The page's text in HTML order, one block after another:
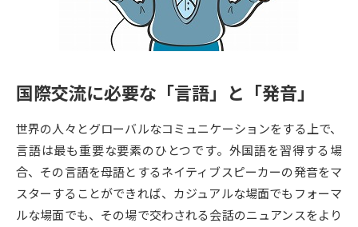
留学・進学関連、塾・予備校
内」の請求
大学入学共通テスト「受験上の
高等学校卒業程度認定試験
幼稚園教員資格認定試験 小学校教員資格認定試験
高等学校（情報）教員資格認定
試験
大学研究 大学検索
国際交流に必要な「言語」と「発音」
世界の人々とグローバルなコミュニケーションをする上で、
言語は最も重要な要素のひとつです。外国語を習得する場
合、その言語を母語とするネイティブスピーカーの発音をマ
スターすることができれば、カジュアルな場面でもフォーマ
ルな場面でも、その場で交わされる会話のニュアンスをより